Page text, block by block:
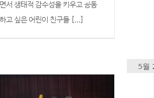
도 하반기 밀머리농촌유
서 생태적 감수성을 키우고 공동
고 싶은 어린이 친구들 [...]
5월